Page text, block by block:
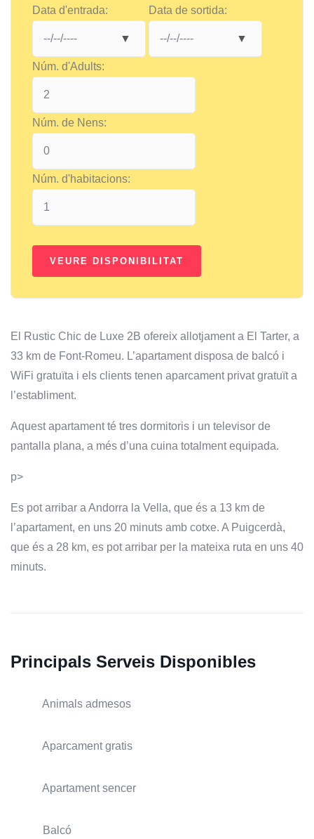
Data d'entrada: Data de sortida:
Núm. d'Adults:
Núm. de Nens:
Núm. d'habitacions:
El Rustic Chic de Luxe 2B ofereix allotjament a El Tarter, a
33 km de Font-Romeu. L’apartament disposa de balcó i
WiFi gratuïta i els clients tenen aparcament privat gratuït a
l’establiment.
Aquest apartament té tres dormitoris i un televisor de
pantalla plana, a més d’una cuina totalment equipada.
p>
Es pot arribar a Andorra la Vella, que és a 13 km de
l’apartament, en uns 20 minuts amb cotxe. A Puigcerdà,
que és a 28 km, es pot arribar per la mateixa ruta en uns 40
minuts.
Principals Serveis Disponibles
Animals admesos
Aparcament gratis
Apartament sencer
Balcó